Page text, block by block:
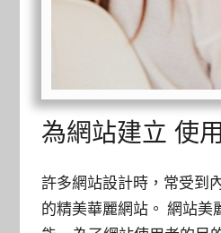
為網站建立 使
許多網站設計時，常受到
的精美華麗網站。 網站美